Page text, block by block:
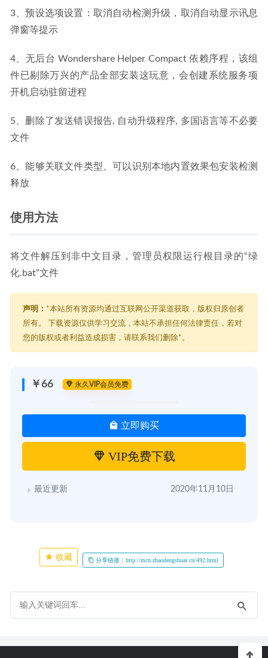
3、预设选项设置：取消自动检测升级，取消自动显示讯息
弹窗等提示
4、无后台 Wondershare Helper Compact 依赖序程，该组
件已剔除万兴的产品全部安装这玩意，会创建系统服务项
开机启动驻留进程
5、删除了发送错误报告, 自动升级程序, 多国语言等不必要
文件
6、能够关联文件类型、可以识别本地内置效果包安装检测
释放
使用方法
将文件解压到非中文目录，管理员权限运行根目录的“绿
化.bat”文件
声明： *本站所有资源均通过互联网公开渠道获取，版权归原创者
所有。 下载资源仅供学习交流，本站不承担任何法律责任，若对
您的版权或者利益造成损害，请联系我们删除*。
￥66 永久VIP会员免费
立即购买
VIP免费下载
最近更新 2020年11月10日
收藏 分享链接：http://mcn.zhaodengshuai.cn/492.html